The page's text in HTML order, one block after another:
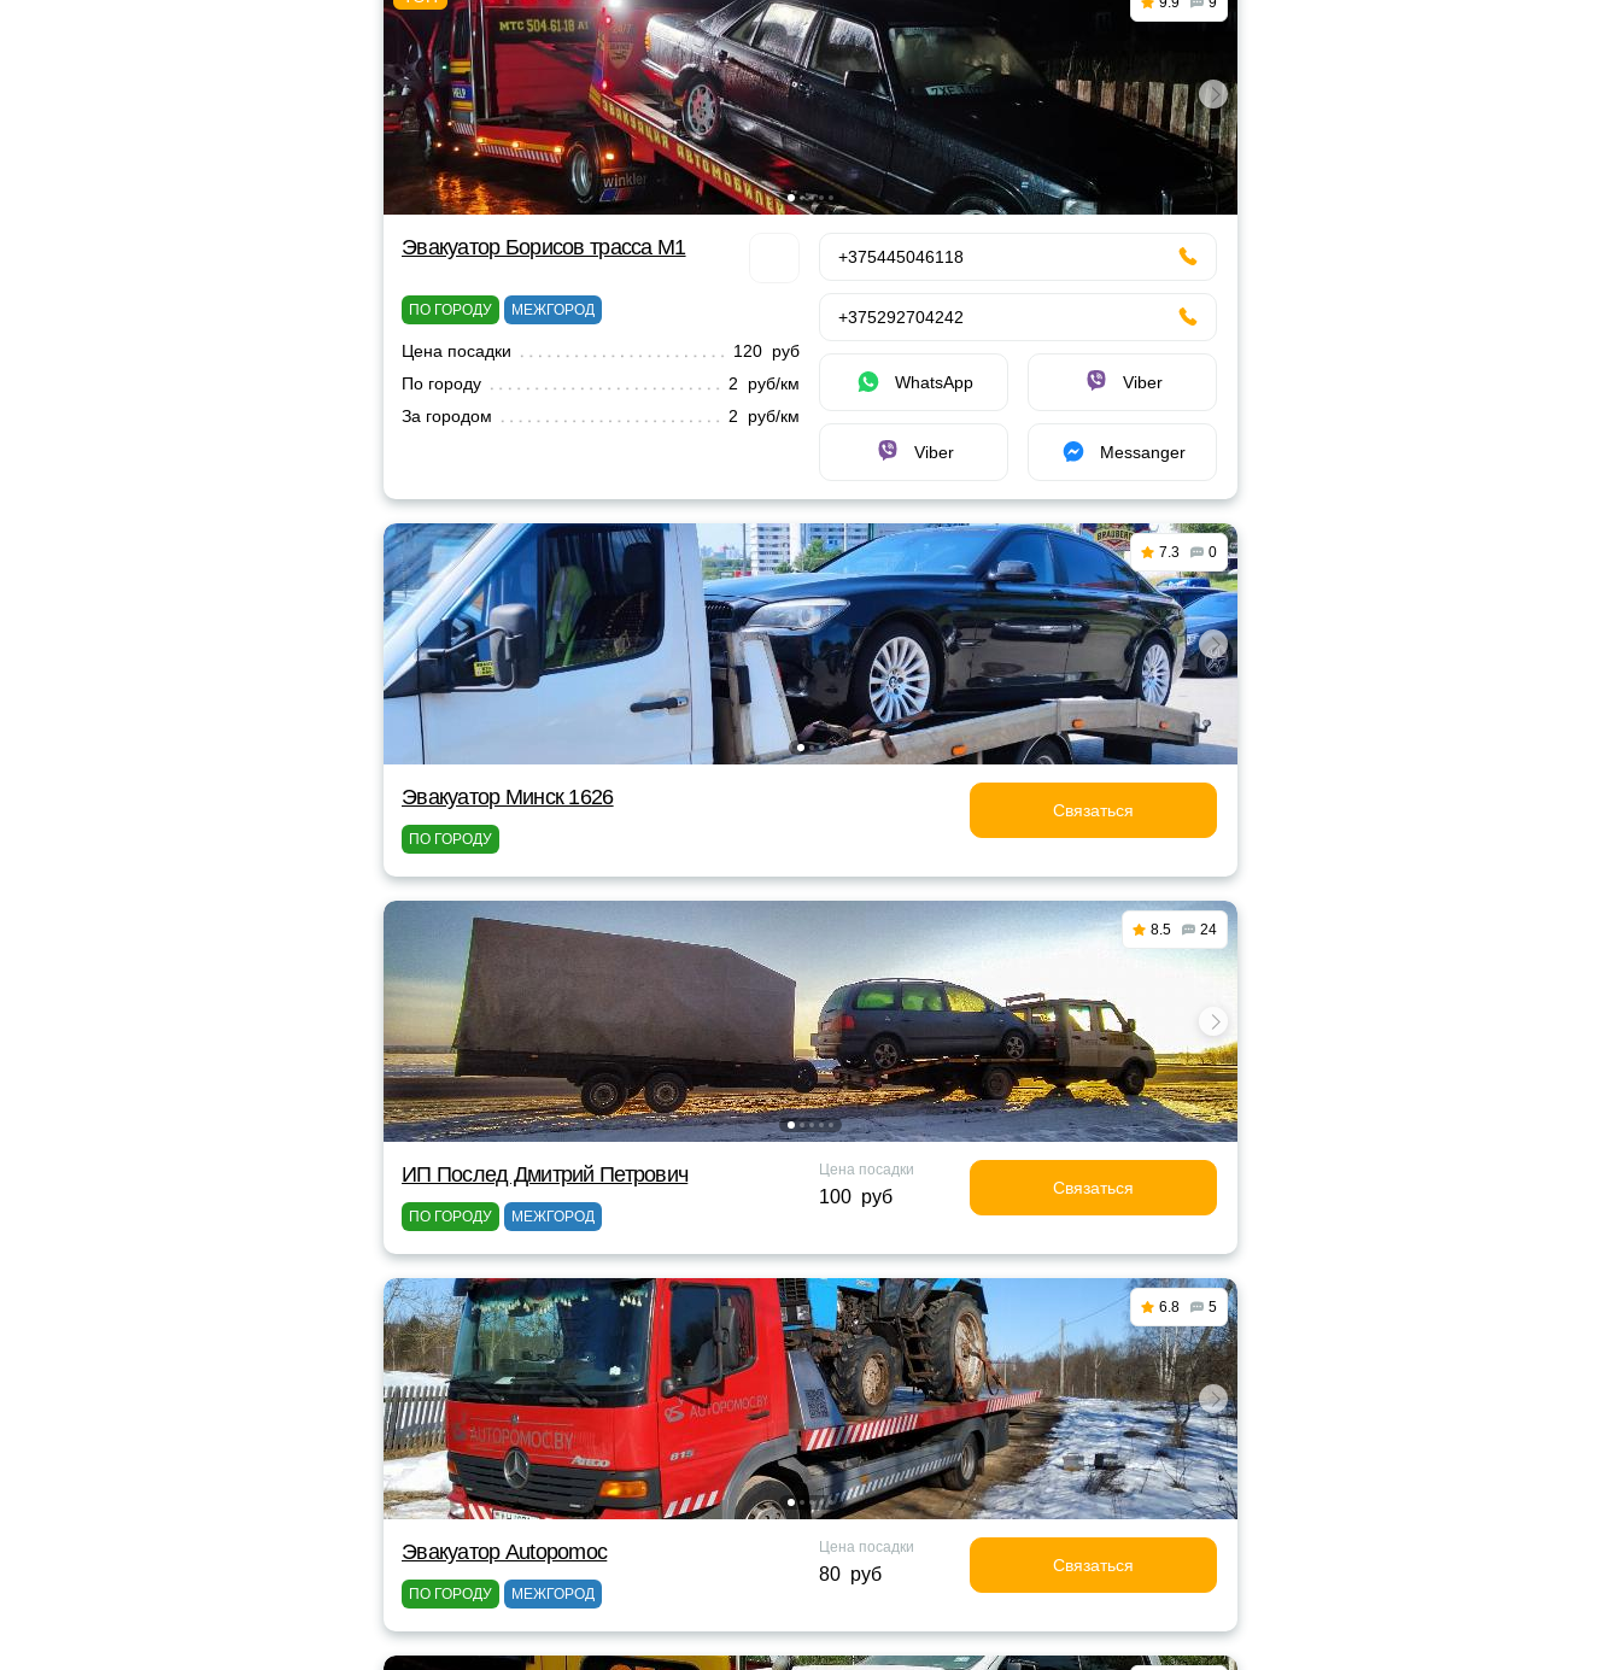
Эвакуатор Борисов трасса М1
ПО ГОРОДУ МЕЖГОРОД
Цена посадки
120 руб
По городу
2 руб/км
За городом
2 руб/км
+375445046118
+375292704242
WhatsApp Viber
Viber Messanger
7.3 0
Эвакуатор Минск 1626
ПО ГОРОДУ
Связаться
8.5 24
ИП Послед Дмитрий Петрович
ПО ГОРОДУ МЕЖГОРОД
Цена посадки
100 руб Связаться
6.8 5
Эвакуатор Autopomoc
ПО ГОРОДУ МЕЖГОРОД
Цена посадки
80 руб Связаться